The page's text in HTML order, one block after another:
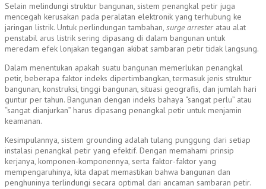
Selain melindungi struktur bangunan, sistem penangkal petir juga
mencegah kerusakan pada peralatan elektronik yang terhubung ke
jaringan listrik. Untuk perlindungan tambahan, surge arresteratau alat
penstabil arus listrik sering dipasang di dalam bangunan untuk
meredam efek lonjakan tegangan akibat sambaran petir tidak langsung.
Dalam menentukan apakah suatu bangunan memerlukan penangkal
petir, beberapa faktor indeks dipertimbangkan, termasuk jenis struktur
bangunan, konstruksi, tinggi bangunan, situasi geografis, dan jumlah hari
guntur per tahun. Bangunan dengan indeks bahaya “sangat perlu” atau
“sangat dianjurkan” harus dipasang penangkal petir untuk menjamin
keamanan.
Kesimpulannya, sistem grounding adalah tulang punggung dari setiap
instalasi penangkal petir yang efektif. Dengan memahami prinsip
kerjanya, komponen-komponennya, serta faktor-faktor yang
mempengaruhinya, kita dapat memastikan bahwa bangunan dan
penghuninya terlindungi secara optimal dari ancaman sambaran petir.